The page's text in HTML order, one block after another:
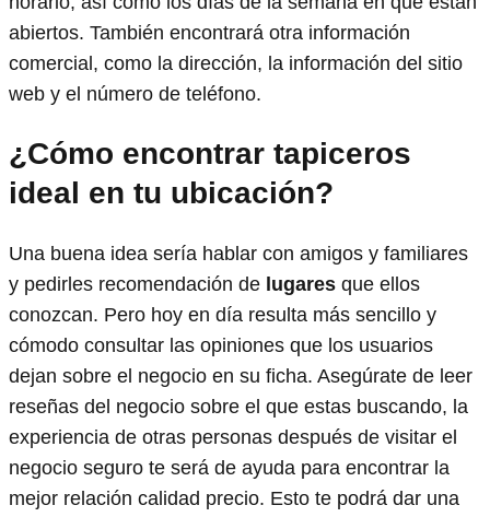
abiertos. También encontrará otra información
comercial, como la dirección, la información del sitio
web y el número de teléfono.
¿Cómo encontrar tapiceros
ideal en tu ubicación?
Una buena idea sería hablar con amigos y familiares
y pedirles recomendación de lugares que ellos
conozcan. Pero hoy en día resulta más sencillo y
cómodo consultar las opiniones que los usuarios
dejan sobre el negocio en su ficha. Asegúrate de leer
reseñas del negocio sobre el que estas buscando, la
experiencia de otras personas después de visitar el
negocio seguro te será de ayuda para encontrar la
mejor relación calidad precio. Esto te podrá dar una